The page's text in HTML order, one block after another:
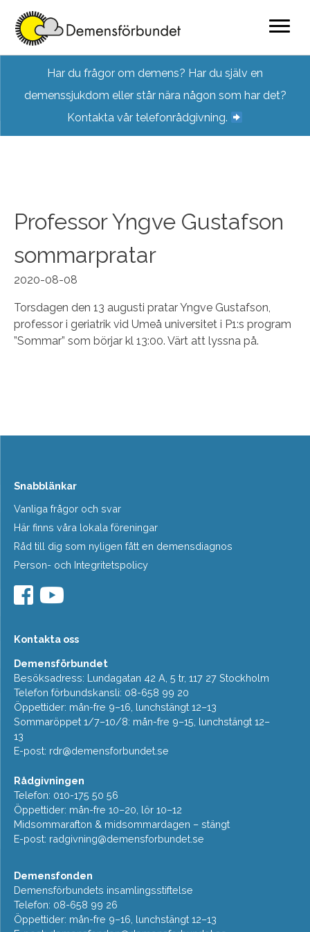
content
Har du frågor om demens? Har du själv en
demenssjukdom eller står nära någon som har det?
Kontakta vår telefonrådgivning.
Professor Yngve Gustafson
sommarpratar
2020-08-08
Torsdagen den 13 augusti pratar Yngve Gustafson,
professor i geriatrik vid Umeå universitet i P1:s program
”Sommar” som börjar kl 13:00. Värt att lyssna på.
Snabblänkar
Vanliga frågor och svar
Här finns våra lokala föreningar
Råd till dig som nyligen fått en demensdiagnos
Person- och Integritetspolicy
Kontakta oss
Demensförbundet
Besöksadress: Lundagatan 42 A, 5 tr, 117 27 Stockholm
Telefon förbundskansli: 08-658 99 20
Öppettider: mån-fre 9–16, lunchstängt 12–13
Sommaröppet 1/7–10/8: mån-fre 9–15, lunchstängt 12–
13
E-post: rdr@demensforbundet.se
Rådgivningen
Telefon: 010-175 50 56
Öppettider: mån-fre 10–20, lör 10–12
Midsommarafton & midsommardagen – stängt
E-post: radgivning@demensforbundet.se
Demensfonden
Demensförbundets insamlingsstiftelse
Telefon: 08-658 99 26
Öppettider: mån-fre 9–16, lunchstängt 12–13